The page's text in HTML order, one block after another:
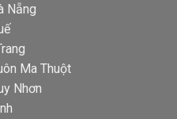
Nẵng
Ma Thuột
Nhơn